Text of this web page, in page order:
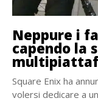
Neppure i
capendo la
Square Enix ha
volersi dedicare a